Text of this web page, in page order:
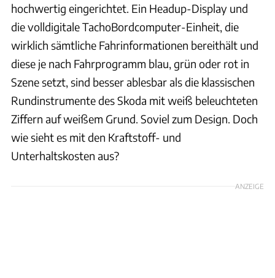
hochwertig eingerichtet. Ein Headup-Display und
die volldigitale TachoBordcomputer-Einheit, die
wirklich sämtliche Fahrinformationen bereithält und
diese je nach Fahrprogramm blau, grün oder rot in
Szene setzt, sind besser ablesbar als die klassischen
Rundinstrumente des Skoda mit weiß beleuchteten
Ziffern auf weißem Grund. Soviel zum Design. Doch
wie sieht es mit den Kraftstoff- und
Unterhaltskosten aus?
ANZEIGE